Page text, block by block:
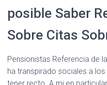
posible Saber
Sobre Citas
Pensionistas Referencia de
ha transpirado sociales a